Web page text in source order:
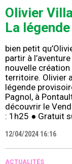
Olivier
La
bien petit
partir à
nouvelle création
territoire. Olivier
légende
Pagnol, à
découvrir le
: 1h25 ● Gratuit
12/04/2024 16:16
ACTUALITÉS